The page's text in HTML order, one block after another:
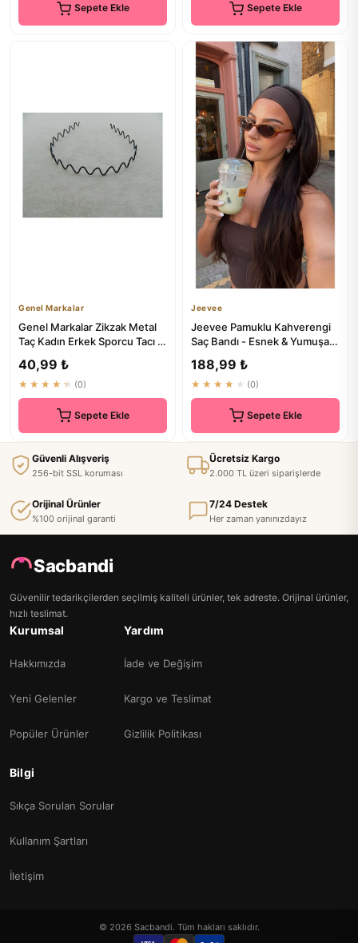
Sepete Ekle Sepete Ekle
Genel Markalar
Genel Markalar Zikzak Metal
Taç Kadın Erkek Sporcu Tacı -
40,99 ₺
★★★★★ (0)
Sepete Ekle
Jeevee
Jeevee Pamuklu Kahverengi
Saç Bandı - Esnek & Yumuşak
188,99 ₺
★★★★★ (0)
Sepete Ekle
Güvenli Alışveriş
256-bit SSL koruması
Ücretsiz Kargo
2.000 TL üzeri siparişlerde
Orijinal Ürünler
%100 orijinal garanti
7/24 Destek
Her zaman yanınızdayız
Sacbandi
Güvenilir tedarikçilerden seçilmiş kaliteli ürünler, tek adreste. Orijinal ürünler,
hızlı teslimat.
Kurumsal
Hakkımızda
Yeni Gelenler
Popüler Ürünler
Yardım
İade ve Değişim
Kargo ve Teslimat
Gizlilik Politikası
Bilgi
Sıkça Sorulan Sorular
Kullanım Şartları
İletişim
© 2026 Sacbandi. Tüm hakları saklıdır.